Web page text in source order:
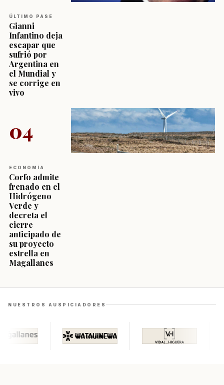
ÚLTIMO PASE
Gianni
Infantino deja
escapar que
sufrió por
Argentina en
el Mundial y
se corrige en
vivo
04
ECONOMÍA
Corfo admite
frenado en el
Hidrógeno
Verde y
decreta el
cierre
anticipado de
su proyecto
estrella en
Magallanes
NUESTROS AUSPICIADORES